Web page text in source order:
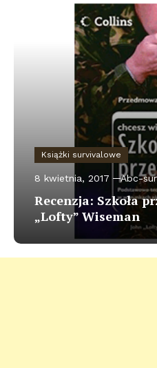
Książki survivalowe
8 kwietnia, 2017 Abc-
Recenzja: Szkoła
„Lofty” Wiseman